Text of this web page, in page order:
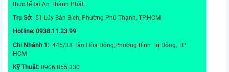
thực tế tại An Thành Phát.
Trụ Sở: 51 Lũy Bán Bích, Phường Phú Thạnh, TP.HCM
Hotline: 0938.11.23.99
Chi Nhánh 1: 445/38 Tân Hòa Đông,Phường Bình Trị Đông, TP
HCM
Kỹ Thuật: 0906.855.330